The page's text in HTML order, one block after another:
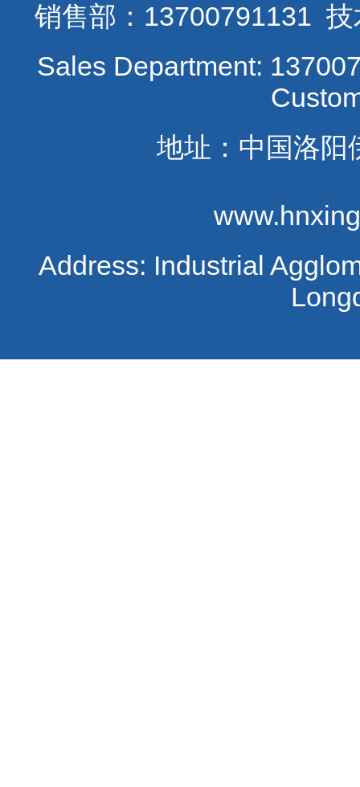
销售部：13700791131
Sales Department:
地址：中国洛阳
Address: Industrial